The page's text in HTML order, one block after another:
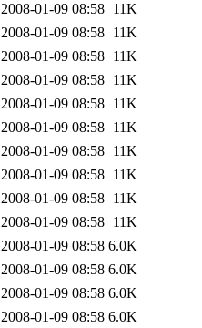
2008-01-09 08:58 11K
2008-01-09 08:58 11K
2008-01-09 08:58 11K
2008-01-09 08:58 11K
2008-01-09 08:58 11K
2008-01-09 08:58 11K
2008-01-09 08:58 11K
2008-01-09 08:58 11K
2008-01-09 08:58 11K
2008-01-09 08:58 11K
2008-01-09 08:58 6.0K
2008-01-09 08:58 6.0K
2008-01-09 08:58 6.0K
2008-01-09 08:58 6.0K